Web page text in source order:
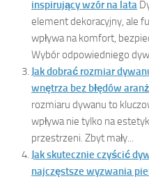
inspirujący wzór na lata
element dekoracyjny, ale
wpływa na komfort,
Wybór odpowiedniego
Jak dobrać rozmiar
wnętrza bez błędów
rozmiaru dywanu to
wpływa nie tylko na
przestrzeni. Zbyt mały...
Jak skutecznie czyścić
najczęstsze wyzwania